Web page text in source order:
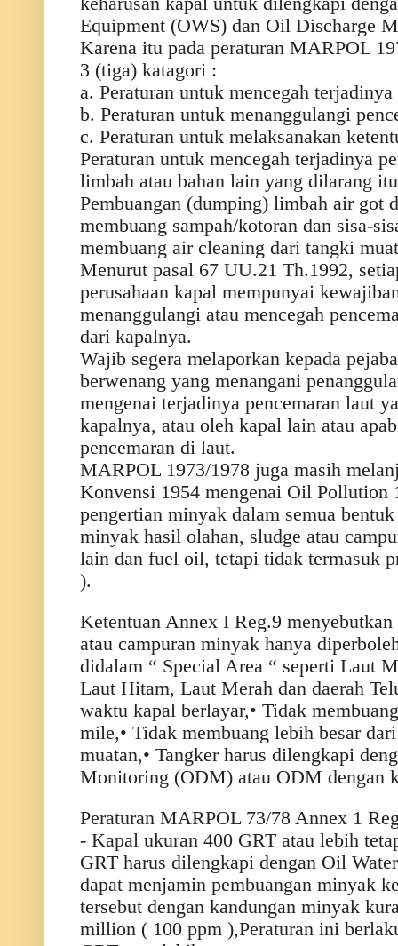
Equipment (OWS) dan Oil Discharge
Karena itu pada peraturan MARPOL
3 (tiga) katagori :
a. Peraturan untuk mencegah terjadinya
b. Peraturan untuk menanggulangi
c. Peraturan untuk melaksanakan
Peraturan untuk mencegah terjadinya
limbah atau bahan lain yang dilarang
Pembuangan (dumping) limbah air got
membuang sampah/kotoran dan sisa-
membuang air cleaning dari tangki
Menurut pasal 67 UU.21 Th.1992,
perusahaan kapal mempunyai
menanggulangi atau mencegah
dari kapalnya.
Wajib segera melaporkan kepada
berwenang yang menangani
mengenai terjadinya pencemaran laut
kapalnya, atau oleh kapal lain atau
pencemaran di laut.
MARPOL 1973/1978 juga masih
Konvensi 1954 mengenai Oil Pollution
pengertian minyak dalam semua
minyak hasil olahan, sludge atau
lain dan fuel oil, tetapi tidak termasuk
).
Ketentuan Annex I Reg.9
atau campuran minyak hanya
didalam “ Special Area “ seperti Laut
Laut Hitam, Laut Merah dan daerah
waktu kapal berlayar,• Tidak
mile,• Tidak membuang lebih besar
muatan,• Tangker harus dilengkapi
Monitoring (ODM) atau ODM dengan
Peraturan MARPOL 73/78 Annex 1
- Kapal ukuran 400 GRT atau lebih
GRT harus dilengkapi dengan Oil
dapat menjamin pembuangan minyak
tersebut dengan kandungan minyak
million ( 100 ppm ),Peraturan ini